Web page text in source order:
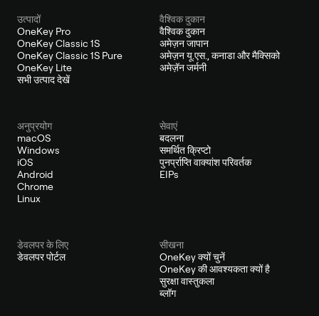
उत्पादों
OneKey Pro
OneKey Classic 1S
OneKey Classic 1S Pure
OneKey Lite
सभी उत्पाद देखें
वैश्विक दुकान
वैश्विक दुकान
अमेज़न जापान
अमेज़न यू.एस., कनाडा और मैक्सिको
अमेज़ॅन जर्मनी
अनुप्रयोग
macOS
Windows
iOS
Android
Chrome
Linux
सेवाएं
बदलना
समर्थित क्रिप्टो
पुनर्प्राप्ति वाक्यांश परिवर्तक
EIPs
डेवलपर के लिए
डेवलपर पोर्टल
सीखना
OneKey क्यों चुनें
OneKey की आवश्यकता क्यों है
सुरक्षा वास्तुकला
ब्लॉग